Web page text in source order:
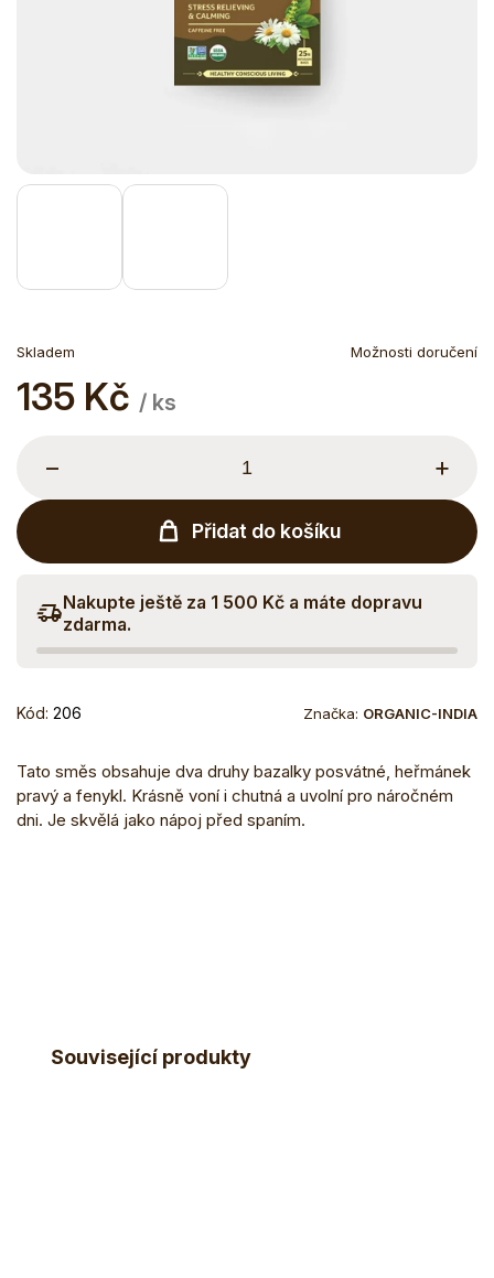
Skladem Možnosti doručení
135 Kč / ks
Měrná
cena:
+
−
Přidat do košíku
Nakupte ještě za 1 500 Kč a máte dopravu
zdarma.
Kód: 206 Značka: ORGANIC-INDIA
Tato směs obsahuje dva druhy bazalky posvátné, heřmánek
pravý a fenykl. Krásně voní i chutná a uvolní pro náročném
dni. Je skvělá jako nápoj před spaním.
Související produkty